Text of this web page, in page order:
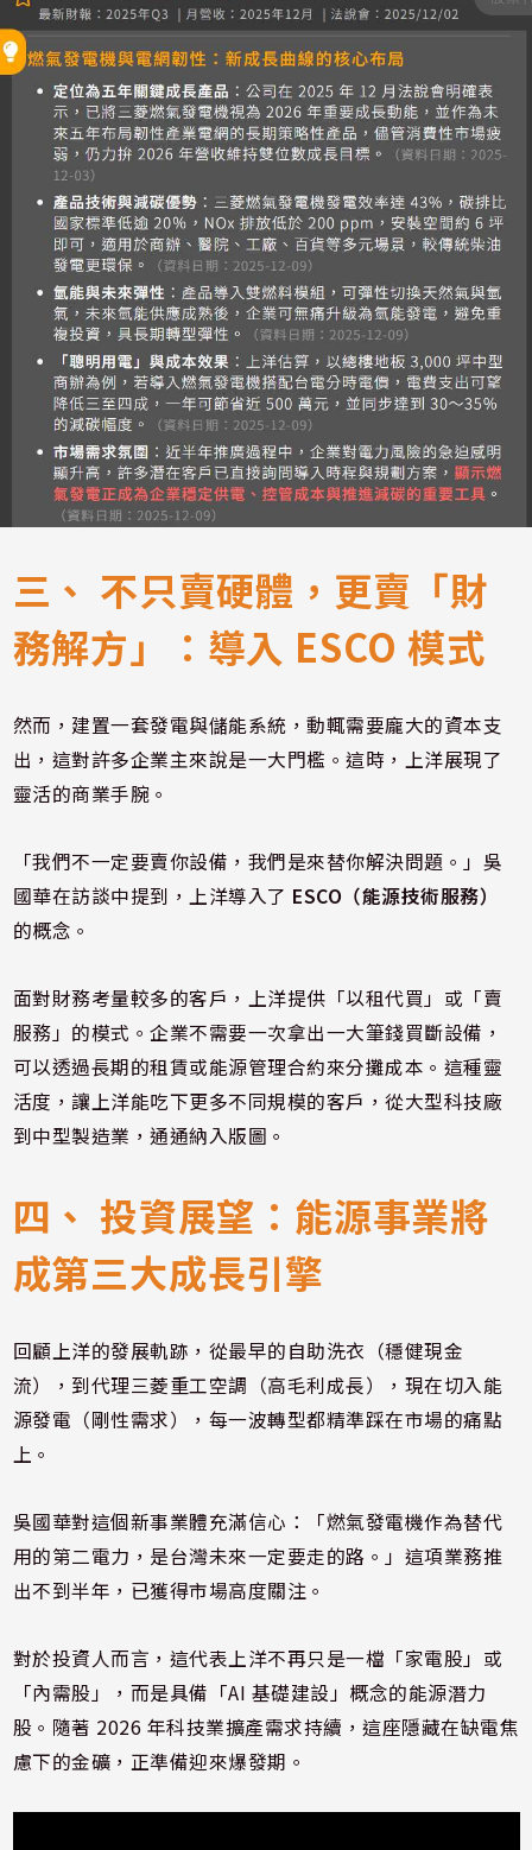
三、 不只賣硬體，更賣「財
務解方」：導入 ESCO 模式
然而，建置一套發電與儲能系統，動輒需要龐大的資本支
出，這對許多企業主來說是一大門檻。這時，上洋展現了
靈活的商業手腕。
「我們不一定要賣你設備，我們是來替你解決問題。」吳
國華在訪談中提到，上洋導入了 ESCO（能源技術服務）
的概念。
面對財務考量較多的客戶，上洋提供「以租代買」或「賣
服務」的模式。企業不需要一次拿出一大筆錢買斷設備，
可以透過長期的租賃或能源管理合約來分攤成本。這種靈
活度，讓上洋能吃下更多不同規模的客戶，從大型科技廠
到中型製造業，通通納入版圖。
四、 投資展望：能源事業將
成第三大成長引擎
回顧上洋的發展軌跡，從最早的自助洗衣（穩健現金
流），到代理三菱重工空調（高毛利成長），現在切入能
源發電（剛性需求），每一波轉型都精準踩在市場的痛點
上。
吳國華對這個新事業體充滿信心：「燃氣發電機作為替代
用的第二電力，是台灣未來一定要走的路。」這項業務推
出不到半年，已獲得市場高度關注。
對於投資人而言，這代表上洋不再只是一檔「家電股」或
「內需股」，而是具備「AI 基礎建設」概念的能源潛力
股。隨著 2026 年科技業擴產需求持續，這座隱藏在缺電焦
慮下的金礦，正準備迎來爆發期。